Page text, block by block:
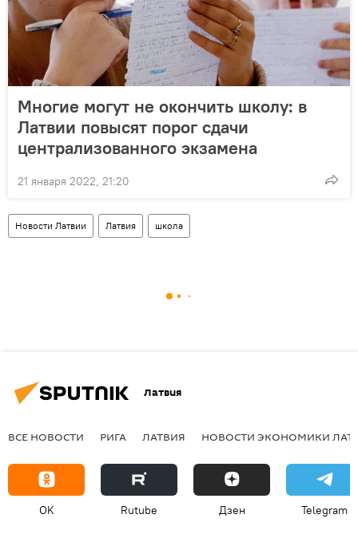
Многие могут не окончить школу: в
Латвии повысят порог сдачи
централизованного экзамена
21 января 2022, 21:20
Новости Латвии Латвия школа
Латвия
ВСЕ НОВОСТИ РИГА ЛАТВИЯ НОВОСТИ ЭКОНОМИКИ
OK Rutube Дзен Telegram